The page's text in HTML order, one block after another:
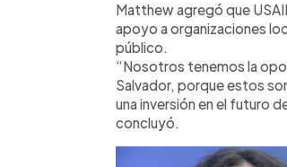
Matthew agregó que
apoyo a organizaciones
público.
“Nosotros tenemos la
Salvador, porque estos
una inversión en el futuro
concluyó.